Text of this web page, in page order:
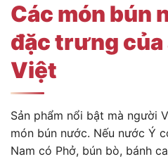
Các món bún
đặc trưng
Việt
Sản phẩm nổi bật mà người
món bún nước. Nếu nước Ý
Nam có Phở, bún bò, bánh